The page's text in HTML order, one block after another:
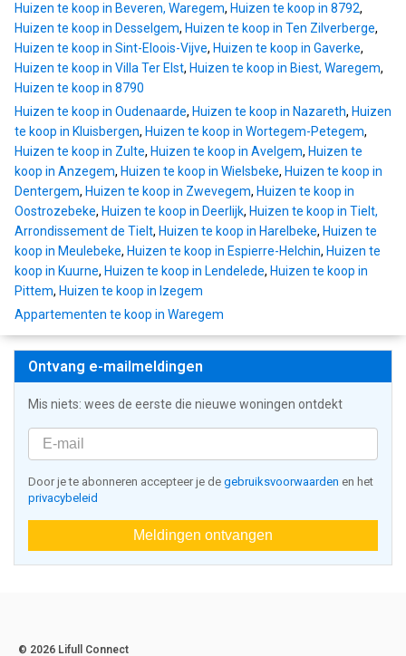
Huizen te koop in Beveren, Waregem, Huizen te koop in 8792,
Huizen te koop in Desselgem, Huizen te koop in Ten Zilverberge,
Huizen te koop in Sint-Eloois-Vijve, Huizen te koop in Gaverke,
Huizen te koop in Villa Ter Elst, Huizen te koop in Biest, Waregem,
Huizen te koop in 8790
Huizen te koop in Oudenaarde, Huizen te koop in Nazareth, Huizen
te koop in Kluisbergen, Huizen te koop in Wortegem-Petegem,
Huizen te koop in Zulte, Huizen te koop in Avelgem, Huizen te
koop in Anzegem, Huizen te koop in Wielsbeke, Huizen te koop in
Dentergem, Huizen te koop in Zwevegem, Huizen te koop in
Oostrozebeke, Huizen te koop in Deerlijk, Huizen te koop in Tielt,
Arrondissement de Tielt, Huizen te koop in Harelbeke, Huizen te
koop in Meulebeke, Huizen te koop in Espierre-Helchin, Huizen te
koop in Kuurne, Huizen te koop in Lendelede, Huizen te koop in
Pittem, Huizen te koop in Izegem
Appartementen te koop in Waregem
Ontvang e-mailmeldingen
Mis niets: wees de eerste die nieuwe woningen ontdekt
Door je te abonneren accepteer je de gebruiksvoorwaarden en het
privacybeleid
Meldingen ontvangen
© 2026 Lifull Connect